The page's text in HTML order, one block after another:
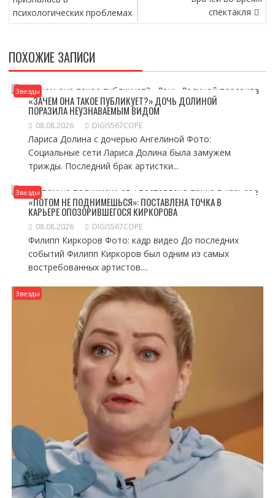
психологических проблемах
спектакля
ПОХОЖИЕ ЗАПИСИ
Звезды
«ЗАЧЕМ ОНА ТАКОЕ ПУБЛИКУЕТ?» ДОЧЬ ДОЛИНОЙ
ПОРАЗИЛА НЕУЗНАВАЕМЫМ ВИДОМ
08.08.2026 DIGIS567COPE
Лариса Долина с дочерью Ангелиной Фото:
Социальные сети Лариса Долина была замужем
трижды. Последний брак артистки...
Звезды
«ПОТОМ НЕ ПОДНИМЕШЬСЯ»: ПОСТАВЛЕНА ТОЧКА В
КАРЬЕРЕ ОПОЗОРИВШЕГОСЯ КИРКОРОВА
08.08.2026 DIGIS567COPE
Филипп Киркоров Фото: кадр видео До последних
событий Филипп Киркоров был одним из самых
востребованных артистов....
Звезды